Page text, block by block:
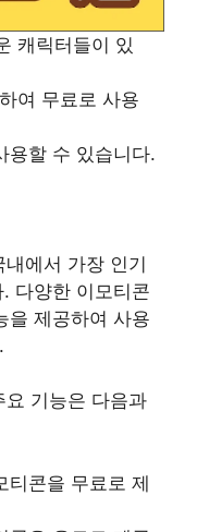
캐릭터들이 있
여 무료로 사용
용할 수 있습니다.
에서 가장 인기
다양한 이모티콘
을 제공하여 사용
요 기능은 다음과
티콘을 무료로 제